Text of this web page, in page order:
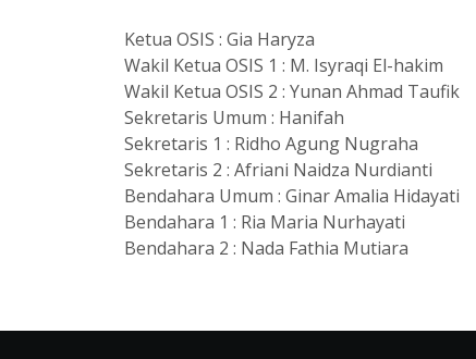
Ketua OSIS : Gia Haryza
Wakil Ketua OSIS 1 : M. Isyraqi El-hakim
Wakil Ketua OSIS 2 : Yunan Ahmad Taufik
Sekretaris Umum : Hanifah
Sekretaris 1 : Ridho Agung Nugraha
Sekretaris 2 : Afriani Naidza Nurdianti
Bendahara Umum : Ginar Amalia Hidayati
Bendahara 1 : Ria Maria Nurhayati
Bendahara 2 : Nada Fathia Mutiara